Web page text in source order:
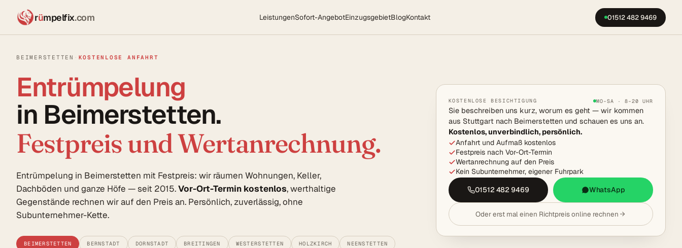
rümpelfix.com LeistungenSofort-AngebotEinzugsgebietBlogKontakt 01512 482 9469
BEIMERSTETTEN · KOSTENLOSE ANFAHRT
Entrümpelung
in Beimerstetten.
Festpreis und Wertanrechnung.
Entrümpelung in Beimerstetten mit Festpreis: wir räumen Wohnungen, Keller,
Dachböden und ganze Höfe — seit 2015.Vor-Ort-Termin kostenlos, werthaltige
Gegenstände rechnen wir auf den Preis an. Persönlich, zuverlässig, ohne
Subunternehmer-Kette.
BEIMERSTETTEN BERNSTADT DORNSTADT BREITINGEN WESTERSTETTEN HOLZKIRCH NEENSTETTEN
KOSTENLOSE BESICHTIGUNG MO–SA · 8–20 UHR
Sie beschreiben uns kurz, worum es geht — wir kommen
aus Stuttgart nach Beimerstetten und schauen es uns an.
Kostenlos, unverbindlich, persönlich.
Anfahrt und Aufmaß kostenlos
Festpreis nach Vor-Ort-Termin
Wertanrechnung auf den Preis
Kein Subunternehmer, eigener Fuhrpark
01512 482 9469
WhatsApp
Oder erst mal einen Richtpreis online rechnen